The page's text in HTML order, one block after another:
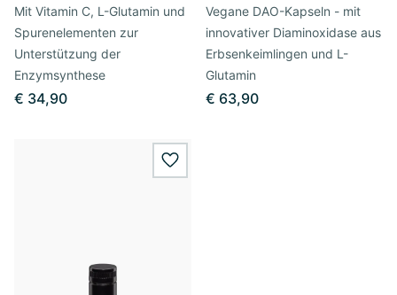
Mit Vitamin C, L-Glutamin und
Spurenelementen zur
Unterstützung der
Enzymsynthese
€ 34,90
Vegane DAO-Kapseln - mit
innovativer Diaminoxidase aus
Erbsenkeimlingen und L-
Glutamin
€ 63,90
wishlist.add